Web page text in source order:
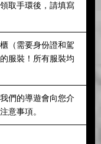
取手環後，請填寫
（需要身份證和駕
服裝！所有服裝均
們的導遊會向您介
意事項。